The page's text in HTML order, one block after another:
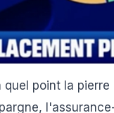
point la